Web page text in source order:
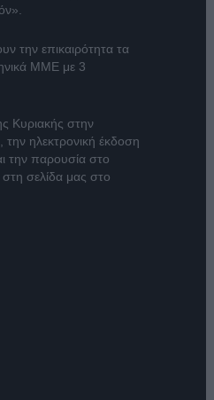
την επικαιρότητα τα
ΜΜΕ με 3
Κυριακής στην
, την ηλεκτρονική έκδοση
την παρουσία στο
στη σελίδα μας στο